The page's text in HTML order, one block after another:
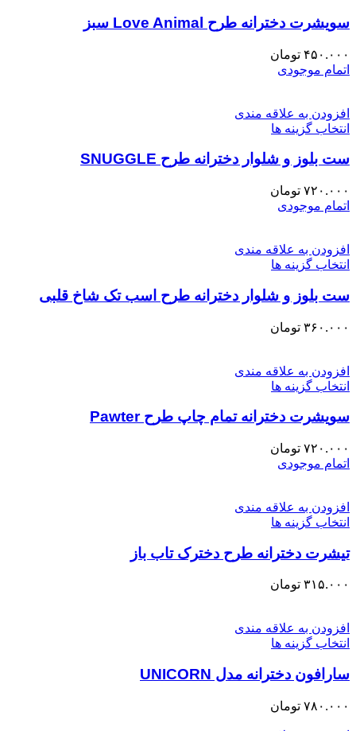
سویشرت دخترانه طرح Love Animal سبز
۴۵۰.۰۰۰ تومان
اتمام موجودی
افزودن به علاقه مندی
انتخاب گزینه ها
ست بلوز و شلوار دخترانه طرح SNUGGLE
۷۲۰.۰۰۰ تومان
اتمام موجودی
افزودن به علاقه مندی
انتخاب گزینه ها
ست بلوز و شلوار دخترانه طرح اسب تک شاخ قلبی
۳۶۰.۰۰۰ تومان
افزودن به علاقه مندی
انتخاب گزینه ها
سویشرت دخترانه تمام چاپ طرح Pawter
۷۲۰.۰۰۰ تومان
اتمام موجودی
افزودن به علاقه مندی
انتخاب گزینه ها
تیشرت دخترانه طرح دخترک تاب باز
۳۱۵.۰۰۰ تومان
افزودن به علاقه مندی
انتخاب گزینه ها
سارافون دخترانه مدل UNICORN
۷۸۰.۰۰۰ تومان